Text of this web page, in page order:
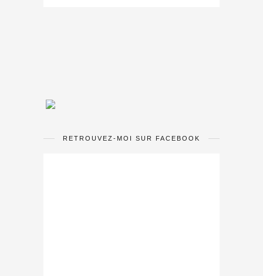
RETROUVEZ-MOI SUR FACEBOOK